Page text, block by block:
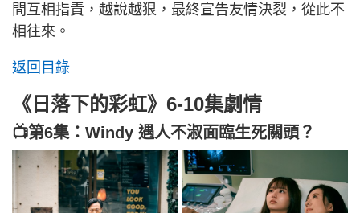
間互相指責，越說越狠，最終宣告友情決裂，從此不
相往來。
返回目錄
《日落下的彩虹》6-10集劇情
📺第6集：Windy 遇人不淑面臨生死關頭？